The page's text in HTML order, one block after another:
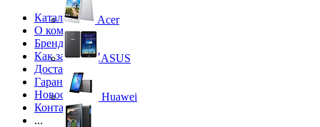
Каталог
О компании
Бренды
Как заказать?
Доставка
Гарантия
Новости
Контакты
...
Acer
ASUS
Huawei